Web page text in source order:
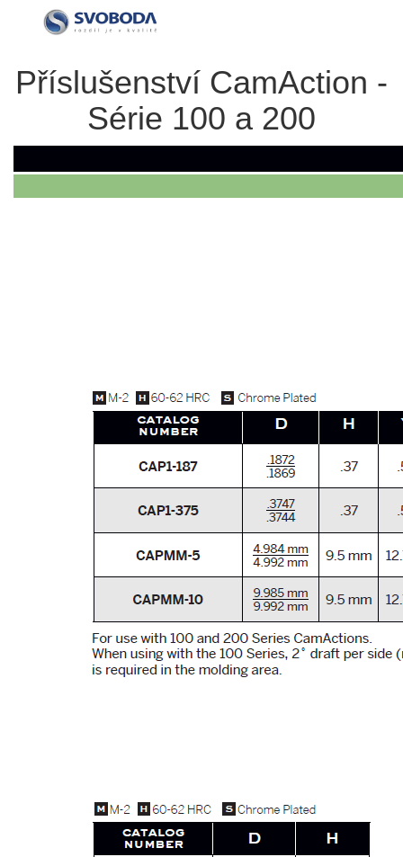
Příslušenství CamAction -
Série 100 a 200